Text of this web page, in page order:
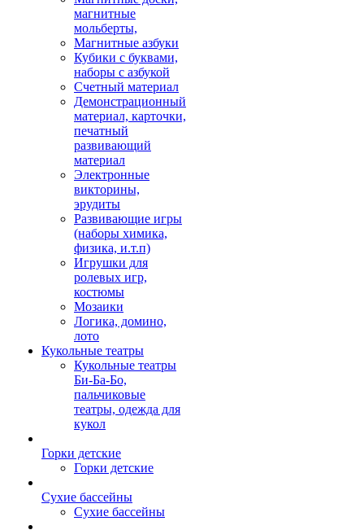
магнитные
мольберты,
Магнитные азбуки
Кубики с буквами,
наборы с азбукой
Счетный материал
Демонстрационный
материал, карточки,
печатный
развивающий
материал
Электронные
викторины,
эрудиты
Развивающие игры
(наборы химика,
физика, и.т.п)
Игрушки для
ролевых игр,
костюмы
Мозаики
Логика, домино,
лото
Кукольные театры
Кукольные театры
Би-Ба-Бо,
пальчиковые
театры, одежда для
кукол
Горки детские
Горки детские
Сухие бассейны
Сухие бассейны